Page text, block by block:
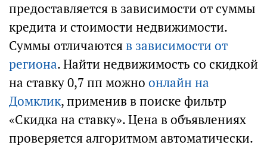
предоставляется в зависимости от суммы
кредита и стоимости недвижимости.
Суммы отличаютсяв зависимости от
региона. Найти недвижимость со скидкой
на ставку 0,7 пп можно онлайн на
Домклик, применив в поиске фильтр
«Скидка на ставку». Цена в объявлениях
проверяется алгоритмом автоматически.